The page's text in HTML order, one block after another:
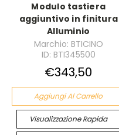
Modulo tastiera
aggiuntivo in finitura
Alluminio
Marchio: BTICINO
ID: BTI345500
€343,50
Aggiungi Al Carrello
Visualizzazione Rapida